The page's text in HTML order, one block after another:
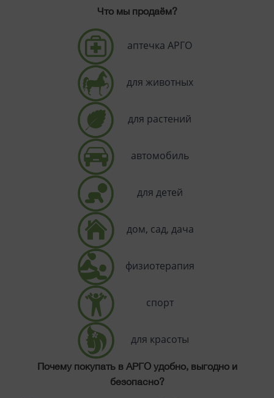
Что мы продаём?
аптечка АРГО
для животных
для растений
автомобиль
для детей
дом, сад, дача
физиотерапия
спорт
для красоты
Почему покупать в АРГО удобно, выгодно и
безопасно?